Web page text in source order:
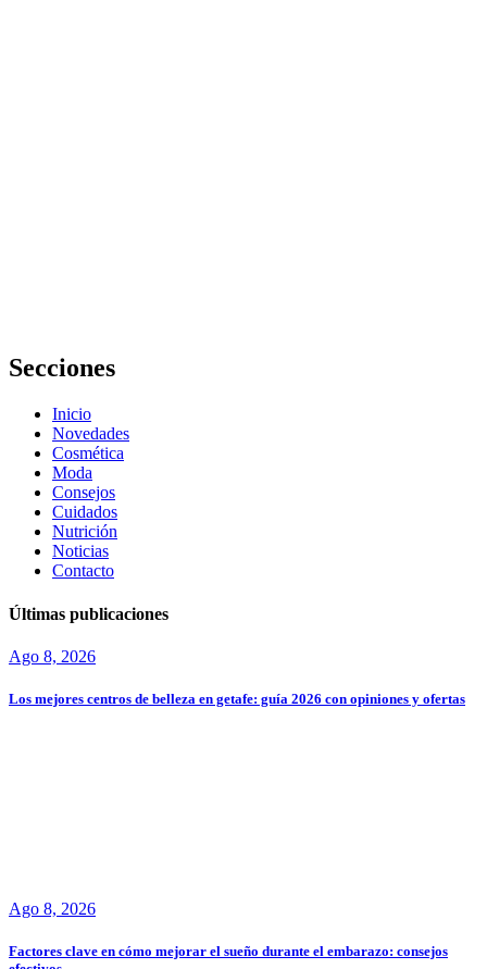
Secciones
Inicio
Novedades
Cosmética
Moda
Consejos
Cuidados
Nutrición
Noticias
Contacto
Últimas publicaciones
Ago 8, 2026
Los mejores centros de belleza en getafe: guía 2026 con opiniones y ofertas
Ago 8, 2026
Factores clave en cómo mejorar el sueño durante el embarazo: consejos